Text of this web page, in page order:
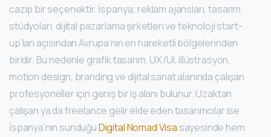
cazip bir seçenektir. İspanya; reklam ajansları, tasarım
stüdyoları, dijital pazarlama şirketleri ve teknoloji start-
up’ları açısından Avrupa’nın en hareketli bölgelerinden
biridir. Bu nedenle grafik tasarım, UX/UI, illüstrasyon,
motion design, branding ve dijital sanat alanında çalışan
profesyoneller için geniş bir iş alanı bulunur. Uzaktan
çalışan ya da freelance gelir elde eden tasarımcılar ise
İspanya’nın sunduğuDigital Nomad Visa sayesinde hem